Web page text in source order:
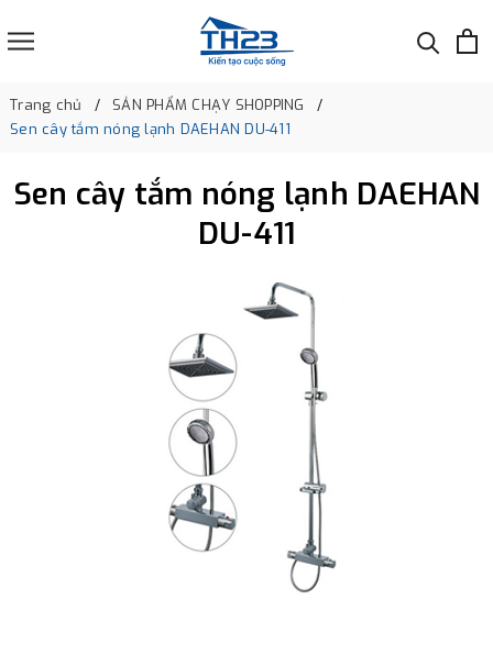
Trang chủ
SẢN PHẨM CHẠY SHOPPING
Sen cây tắm nóng lạnh DAEHAN DU-411
Sen cây tắm nóng lạnh DAEHAN
DU-411